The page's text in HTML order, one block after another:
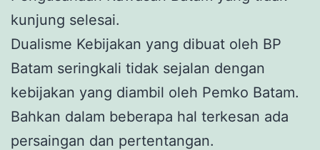
kunjung selesai.
Dualisme Kebijakan yang dibuat oleh BP
Batam seringkali tidak sejalan dengan
kebijakan yang diambil oleh Pemko Batam.
Bahkan dalam beberapa hal terkesan ada
persaingan dan pertentangan.